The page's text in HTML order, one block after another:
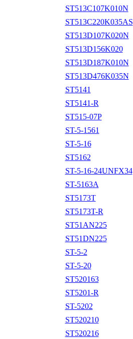
ST513C107K010N
ST513C220K035AS
ST513D107K020N
ST513D156K020
ST513D187K010N
ST513D476K035N
ST5141
ST5141-R
ST515-07P
ST-5-1561
ST-5-16
ST5162
ST-5-16-24UNFX34
ST-5163A
ST5173T
ST5173T-R
ST51AN225
ST51DN225
ST-5-2
ST-5-20
ST520163
ST5201-R
ST-5202
ST520210
ST520216